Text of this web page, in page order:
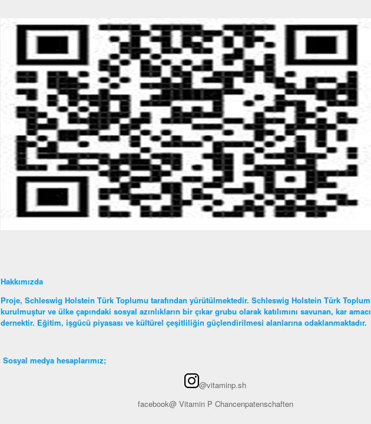
Hakkımızda
Proje, Schleswig Holstein Türk Toplumu tarafından yürütülmektedir. Schleswig Holstein Türk
kurulmuştur ve ülke çapındaki sosyal azınlıkların bir çıkar grubu olarak katılımını savunan, kar
dernektir. Eğitim, işgücü piyasası ve kültürel çeşitliliğin güçlendirilmesi alanlarına odaklanmaktadır.
Sosyal medya hesaplarımız;
@vitaminp.sh
facebook@ Vitamin P Chancenpatenschaften